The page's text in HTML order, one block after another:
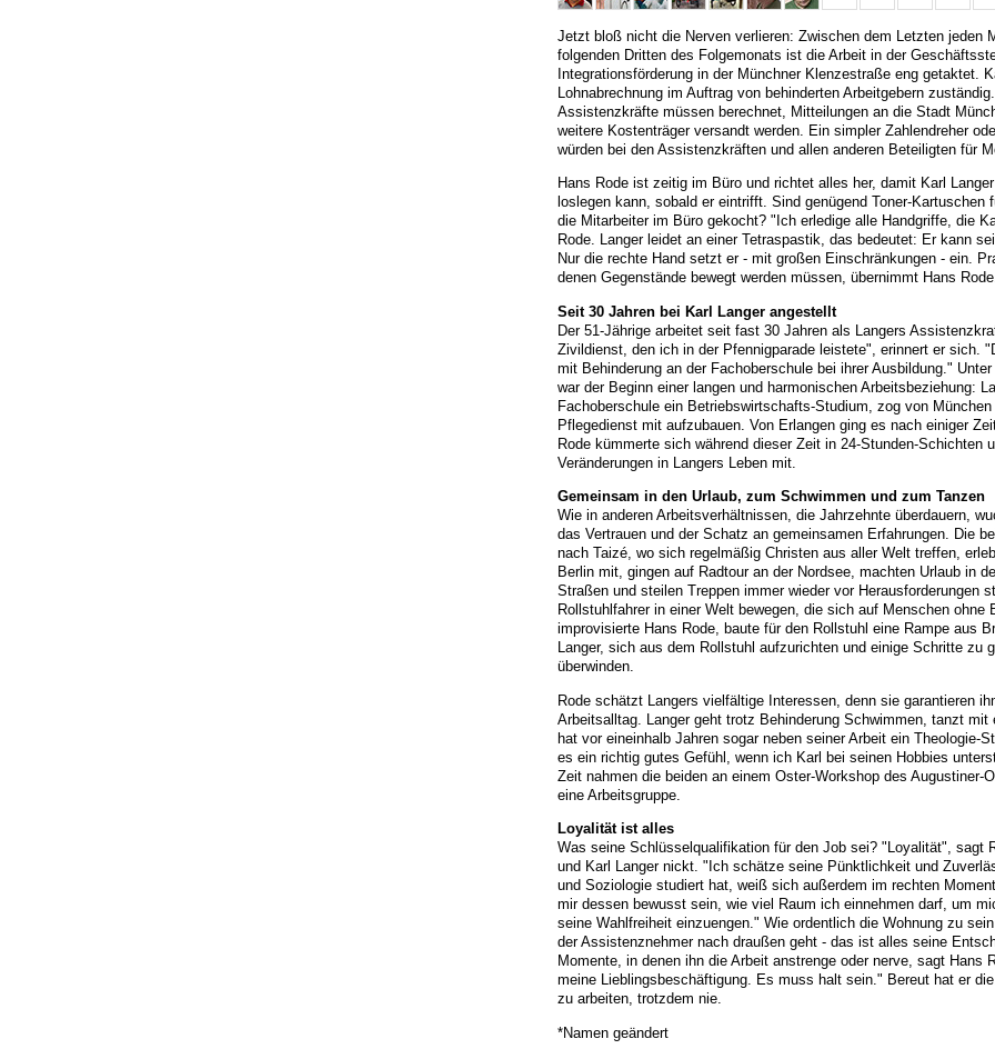
Jetzt bloß nicht die Nerven verlieren: Zwischen dem Letzten jeden
folgenden Dritten des Folgemonats ist die Arbeit in der
Integrationsförderung in der Münchner Klenzestraße eng getaktet.
Lohnabrechnung im Auftrag von behinderten Arbeitgebern
Assistenzkräfte müssen berechnet, Mitteilungen an die Stadt
weitere Kostenträger versandt werden. Ein simpler Zahlendreher
würden bei den Assistenzkräften und allen anderen Beteiligten für
Hans Rode ist zeitig im Büro und richtet alles her, damit Karl
loslegen kann, sobald er eintrifft. Sind genügend Toner-Kartuschen
die Mitarbeiter im Büro gekocht? "Ich erledige alle Handgriffe, die
Rode. Langer leidet an einer Tetraspastik, das bedeutet: Er kann
Nur die rechte Hand setzt er - mit großen Einschränkungen - ein.
denen Gegenstände bewegt werden müssen, übernimmt Hans
Seit 30 Jahren bei Karl Langer angestellt
Der 51-Jährige arbeitet seit fast 30 Jahren als Langers
Zivildienst, den ich in der Pfennigparade leistete", erinnert er sich.
mit Behinderung an der Fachoberschule bei ihrer Ausbildung."
war der Beginn einer langen und harmonischen Arbeitsbeziehung:
Fachoberschule ein Betriebswirtschafts-Studium, zog von
Pflegedienst mit aufzubauen. Von Erlangen ging es nach einiger
Rode kümmerte sich während dieser Zeit in 24-Stunden-Schichten
Veränderungen in Langers Leben mit.
Gemeinsam in den Urlaub, zum Schwimmen und zum Tanzen
Wie in anderen Arbeitsverhältnissen, die Jahrzehnte überdauern,
das Vertrauen und der Schatz an gemeinsamen Erfahrungen. Die
nach Taizé, wo sich regelmäßig Christen aus aller Welt treffen,
Berlin mit, gingen auf Radtour an der Nordsee, machten Urlaub in
Straßen und steilen Treppen immer wieder vor Herausforderungen
Rollstuhlfahrer in einer Welt bewegen, die sich auf Menschen ohne
improvisierte Hans Rode, baute für den Rollstuhl eine Rampe aus
Langer, sich aus dem Rollstuhl aufzurichten und einige Schritte zu
überwinden.
Rode schätzt Langers vielfältige Interessen, denn sie garantieren
Arbeitsalltag. Langer geht trotz Behinderung Schwimmen, tanzt mit
hat vor eineinhalb Jahren sogar neben seiner Arbeit ein Theologie-
es ein richtig gutes Gefühl, wenn ich Karl bei seinen Hobbies
Zeit nahmen die beiden an einem Oster-Workshop des Augustiner-
eine Arbeitsgruppe.
Loyalität ist alles
Was seine Schlüsselqualifikation für den Job sei? "Loyalität", sagt
und Karl Langer nickt. "Ich schätze seine Pünktlichkeit und
und Soziologie studiert hat, weiß sich außerdem im rechten
mir dessen bewusst sein, wie viel Raum ich einnehmen darf, um
seine Wahlfreiheit einzuengen." Wie ordentlich die Wohnung zu
der Assistenznehmer nach draußen geht - das ist alles seine
Momente, in denen ihn die Arbeit anstrenge oder nerve, sagt Hans
meine Lieblingsbeschäftigung. Es muss halt sein." Bereut hat er
zu arbeiten, trotzdem nie.
*Namen geändert